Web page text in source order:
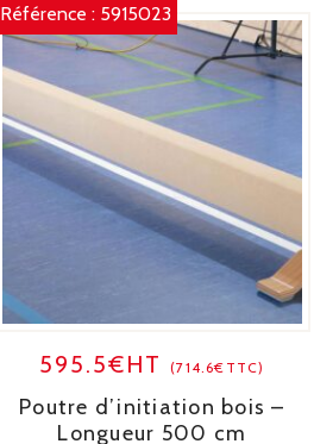
Référence : 5915023
595.5€HT(714.6€TTC)
Poutre d’initiation bois –
Longueur 500 cm